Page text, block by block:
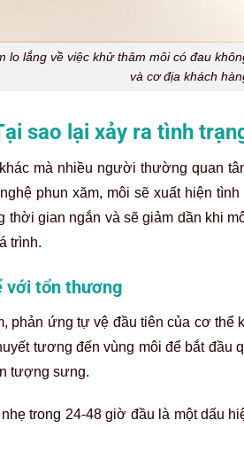
lo lắng về việc khử thâm môi có đau
và cơ địa khách
sao lại xảy ra tình
mà nhiều người thường quan
phun xăm, môi sẽ xuất hiện
gian ngắn và sẽ giảm dần khi
trình.
với tổn thương
phản ứng tự vệ đầu tiên của cơ
tương đến vùng môi để bắt đầu
tượng sưng.
nhẹ trong 24-48 giờ đầu là một dấu